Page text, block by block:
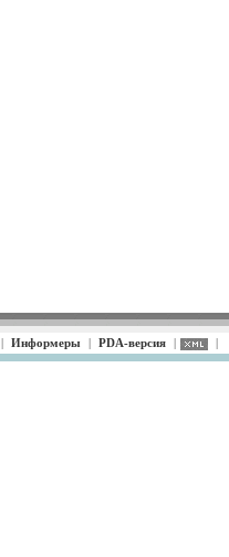
| Информеры | PDA-версия | |